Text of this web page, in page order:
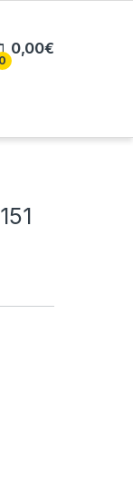
0
0,00€